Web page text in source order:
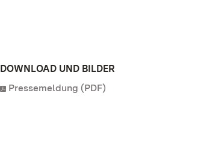
DOWNLOAD UND BILDER
Pressemeldung (PDF)